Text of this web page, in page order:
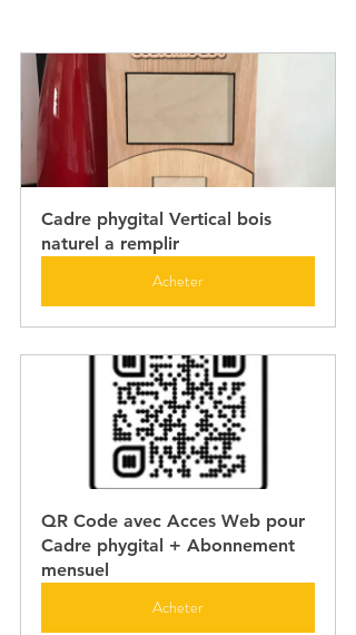
Cadre phygital Vertical bois
naturel a remplir
Acheter
QR Code avec Acces Web pour
Cadre phygital + Abonnement
mensuel
Acheter